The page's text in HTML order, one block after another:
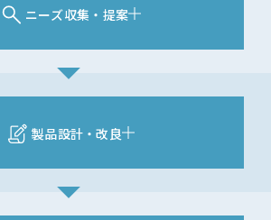
ニーズ収集・提案
製品設計・改良